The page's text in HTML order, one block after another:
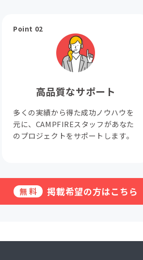
Point 02
高品質なサポート
多くの実績から得た成功ノウハウを
元に、CAMPFIREスタッフがあなた
のプロジェクトをサポートします。
無料 掲載希望の方はこちら